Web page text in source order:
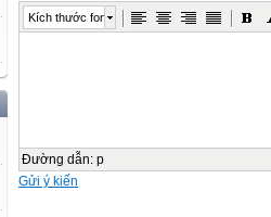
Kích thước font
Đường dẫn: p
Gửi ý kiến